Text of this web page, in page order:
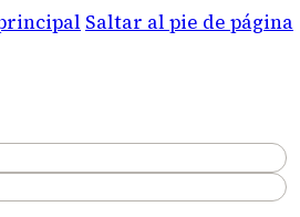
Saltar al pie de página